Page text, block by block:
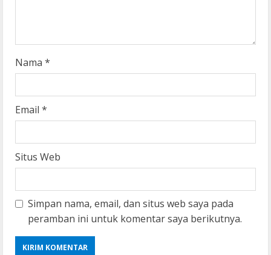
g
Nama *
Email *
Situs Web
Simpan nama, email, dan situs web saya pada
peramban ini untuk komentar saya berikutnya.